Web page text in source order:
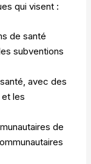
qui visent :
de santé
subventions
avec des
les
de